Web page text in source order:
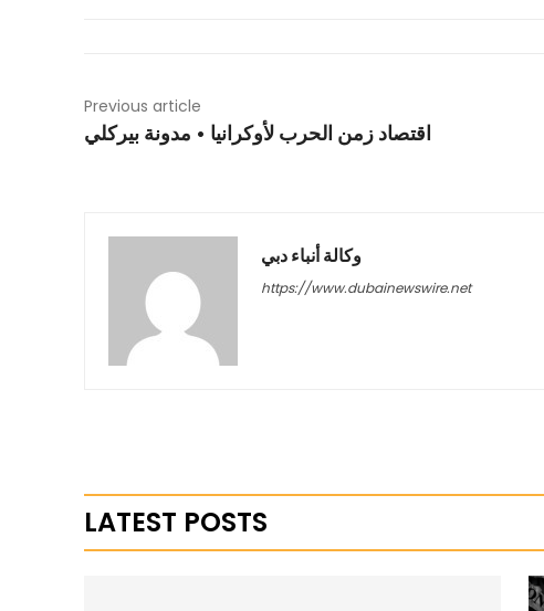
Previous article
اقتصاد زمن الحرب لأوكرانيا • مدونة بيركلي
وكالة أنباء دبي
https://www.dubainewswire.net
LATEST POSTS